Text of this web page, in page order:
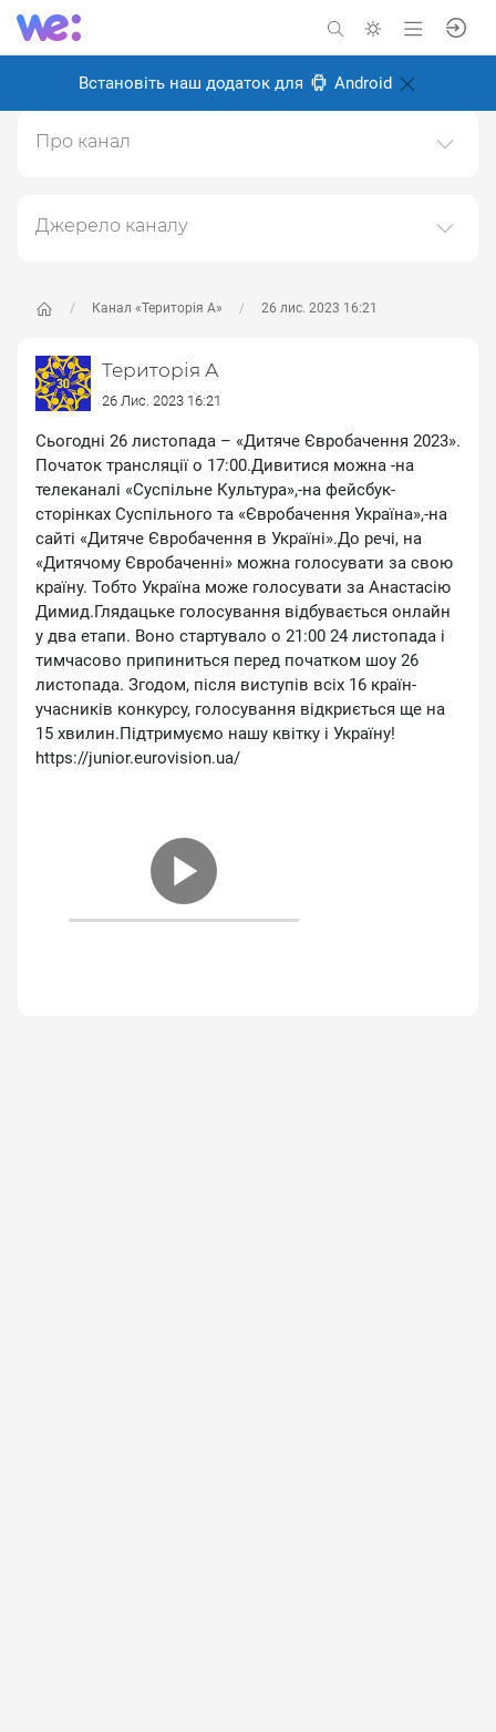
Встановіть наш додаток для Android
Канал «Територія А» 26 лис. 2023 16:21
Територія А
26 Лис. 2023 16:21
Сьогодні 26 листопада – «Дитяче Євробачення 2023».
Початок трансляції о 17:00.Дивитися можна -на
телеканалі «Суспільне Культура»,-на фейсбук-
сторінках Суспільного та «Євробачення Україна»,-на
сайті «Дитяче Євробачення в Україні».До речі, на
«Дитячому Євробаченні» можна голосувати за свою
країну. Тобто Україна може голосувати за Анастасію
Димид.Глядацьке голосування відбувається онлайн
у два етапи. Воно стартувало о 21:00 24 листопада і
тимчасово припиниться перед початком шоу 26
листопада. Згодом, після виступів всіх 16 країн-
учасників конкурсу, голосування відкриється ще на
15 хвилин.Підтримуємо нашу квітку і Україну!
https://junior.eurovision.ua/
Про канал
Створено: 18 лютого 2025
Джерело каналу
l/UC6oZi0YxLFCfZfg0wLBDOrw, з метою його
підписників.
Переходьте за посиланнями в дописах для
предмет допису.